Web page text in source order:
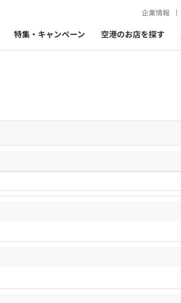
特集・キャンペーン 空港のお店を探す
企業情報